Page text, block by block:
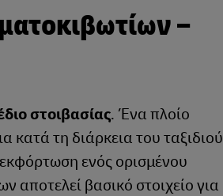
–
στοιβασίας. Ένα πλοίο
κατά τη διάρκεια του ταξιδιού
ενός ορισμένου
βασικό στοιχείο για